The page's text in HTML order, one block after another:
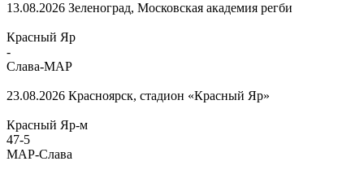
13.08.2026 Зеленоград, Московская академия регби
Красный Яр
-
Слава-МАР
23.08.2026 Красноярск, стадион «Красный Яр»
Красный Яр-м
47-5
МАР-Слава